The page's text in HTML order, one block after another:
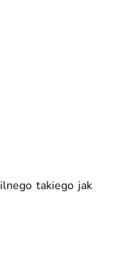
takiego jak